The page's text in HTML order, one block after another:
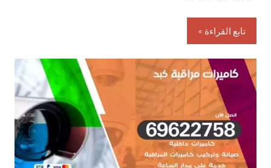
تابع القراءة